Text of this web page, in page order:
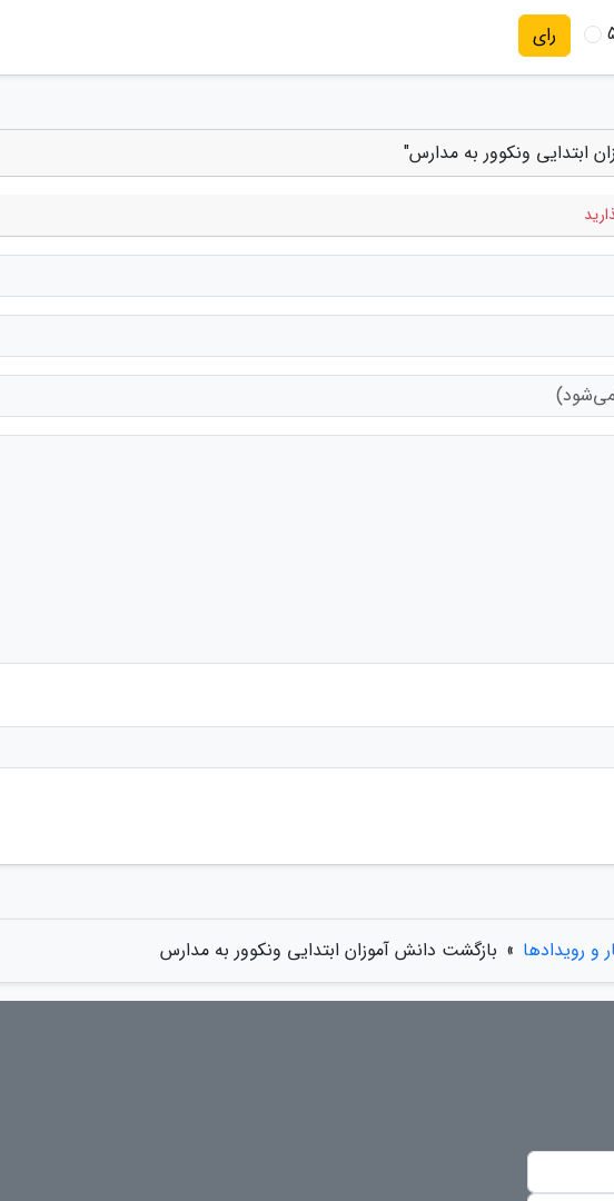
رای
ابتدایی ونکوور به مدارس"
و رویدادها » بازگشت دانش آموزان ابتدایی ونکوور به مدارس